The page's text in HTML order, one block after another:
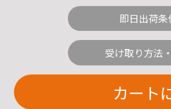
即日出荷条
受け取り方法
カート